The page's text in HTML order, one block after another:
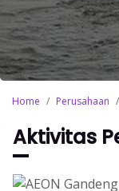
Home / Perusahaan /
Aktivitas